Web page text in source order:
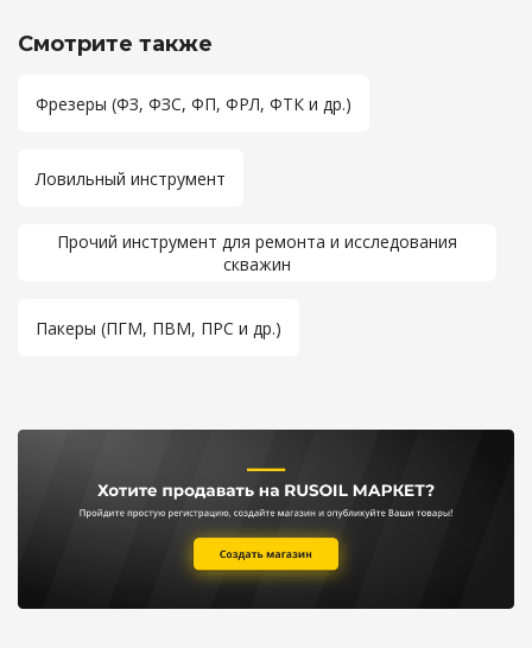
Смотрите также
Фрезеры (ФЗ, ФЗС, ФП, ФРЛ, ФТК и др.)
Ловильный инструмент
Прочий инструмент для ремонта и исследования
скважин
Пакеры (ПГМ, ПВМ, ПРС и др.)